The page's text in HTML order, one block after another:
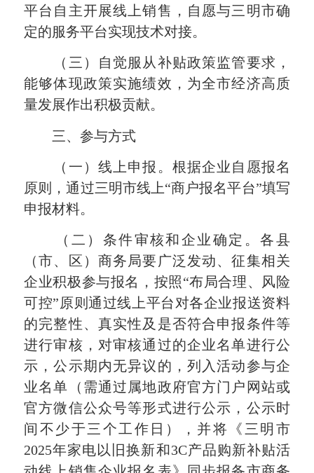
平台自主开展线上销售，自愿与三明市确
定的服务平台实现技术对接。
（三）自觉服从补贴政策监管要求，
能够体现政策实施绩效，为全市经济高质
量发展作出积极贡献。
三、参与方式
（一）线上申报。根据企业自愿报名
原则，通过三明市线上“商户报名平台”填写
申报材料。
（二）条件审核和企业确定。各县
（市、区）商务局要广泛发动、征集相关
企业积极参与报名，按照“布局合理、风险
可控”原则通过线上平台对各企业报送资料
的完整性、真实性及是否符合申报条件等
进行审核，对审核通过的企业名单进行公
示，公示期内无异议的，列入活动参与企
业名单（需通过属地政府官方门户网站或
官方微信公众号等形式进行公示，公示时
间不少于三个工作日），并将《三明市
2025年家电以旧换新和3C产品购新补贴活